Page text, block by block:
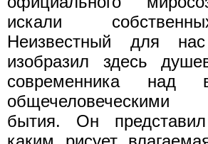
искали
Неизвестный для
изобразил здесь
современника над
общечеловеческими
бытия. Он